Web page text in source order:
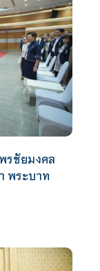
รชัยมงคล
พระบาท